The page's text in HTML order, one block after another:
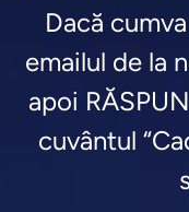
Dacă
emailul de la
apoi
cuvântul